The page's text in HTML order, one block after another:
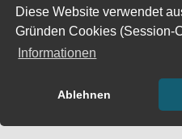
Diese Website verwendet
Gründen Cookies (Session-
Informationen
Ablehnen